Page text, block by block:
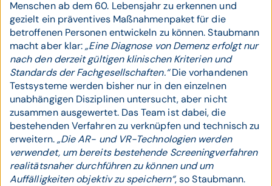
Menschen ab dem 60. Lebensjahr zu erkennen und
gezielt ein präventives Maßnahmenpaket für die
betroffenen Personen entwickeln zu können. Staubmann
macht aber klar:„Eine Diagnose von Demenz erfolgt nur
nach den derzeit gültigen klinischen Kriterien und
Standards der Fachgesellschaften.“Die vorhandenen
Testsysteme werden bisher nur in den einzelnen
unabhängigen Disziplinen untersucht, aber nicht
zusammen ausgewertet. Das Team ist dabei, die
bestehenden Verfahren zu verknüpfen und technisch zu
erweitern.„Die AR- und VR-Technologien werden
verwendet, um bereits bestehende Screeningverfahren
realitätsnaher durchführen zu können und um
Auffälligkeiten objektiv zu speichern“, so Staubmann.